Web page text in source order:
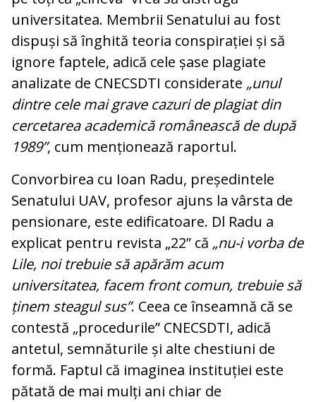
universitatea. Membrii Senatului au fost
dispuși să înghită teoria conspirației și să
ignore faptele, adică cele șase plagiate
analizate de CNECSDTI considerate „unul
dintre cele mai grave cazuri de plagiat din
cercetarea academică românească de după
1989”, cum menționează raportul.
Convorbirea cu Ioan Radu, președintele
Senatului UAV, profesor ajuns la vârsta de
pensionare, este edificatoare. Dl Radu a
explicat pentru revista „22” că „nu-i vorba de
Lile, noi trebuie să apărăm acum
universitatea, facem front comun, trebuie să
ținem steagul sus”. Ceea ce înseamnă că se
contestă „procedurile” CNECSDTI, adică
antetul, semnăturile și alte chestiuni de
formă. Faptul că imaginea instituției este
pătată de mai mulți ani chiar de